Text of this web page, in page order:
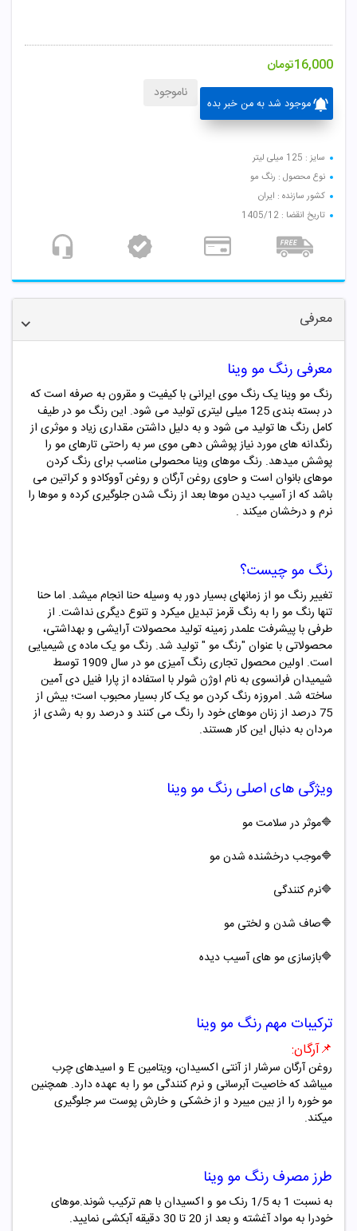
16,000تومان
موجود شد به من خبر بده
ناموجود
سایز : 125 میلی لیتر
نوع محصول : رنگ مو
کشور سازنده : ایران
تاریخ انقضا : 1405/12
معرفی
معرفی رنگ مو وینا
رنگ مو وینا یک رنگ موی ایرانی با کیفیت و مقرون به صرفه است که
در بسته بندی 125 میلی لیتری تولید می شود. این رنگ مو در طیف
کامل رنگ ها تولید می شود و به دلیل داشتن مقداری زیاد و موثری از
رنگدانه های مورد نیاز پوشش دهی موی سر به راحتی تارهای مو را
پوشش میدهد. رنگ موهای وینا محصولی مناسب برای رنگ کردن
موهای بانوان است و حاوی روغن آرگان و روغن آووکادو و کراتین می
باشد که از آسیب دیدن موها بعد از رنگ شدن جلوگیری کرده و موها را
نرم و درخشان میکند .
رنگ مو چیست؟
تغییر رنگ مو از زمانهای بسیار دور به وسیله حنا انجام میشد. اما حنا
تنها رنگ مو را به رنگ قرمز تبدیل میکرد و تنوع دیگری نداشت. از
طرفی با پیشرفت علمدر زمینه تولید محصولات آرایشی و بهداشتی،
محصولاتی با عنوان "رنگ مو "تولید شد. رنگ مو یک ماده ­ی شیمیایی
است. اولین محصول تجاری رنگ ­آمیزی مو در سال 1909 توسط
شیمیدان فرانسوی به نام اوژن شولر با استفاده از پارا فنیل دی آمین
ساخته شد. امروزه رنگ کردن مو یک کار بسیار محبوب است؛ بیش از
75 درصد از زنان موهای خود را رنگ می کنند و درصد رو به رشدی از
مردان به دنبال این کار هستند.
ویژگی های اصلی رنگ مو وینا
🔷موثر در سلامت مو
🔷موجب درخشنده شدن مو
🔷نرم کنندگی
🔷صاف شدن و لختی مو
🔷بازسازی مو های آسیب دیده
ترکیبات مهم رنگ مو وینا
📌آرگان:
روغن آرگان سرشار از آنتی اکسیدان، ویتامینE و اسیدهای چرب
میباشد که خاصیت آبرسانی و نرم کنندگی مو را به عهده دارد. همچنین
مو خوره را از بین میبرد و از خشکی و خارش پوست سر جلوگیری
میکند.
طرز مصرف رنگ مو وینا
به نسبت 1 به 1/5 رنک مو و اکسیدان با هم ترکیب شوند.موهای
خودرا به مواد آغشته و بعد از 20 تا 30 دقیقه آبکشی نمایید.